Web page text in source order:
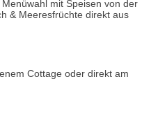
mit Speisen von der
& Meeresfrüchte direkt aus
Cottage oder direkt am